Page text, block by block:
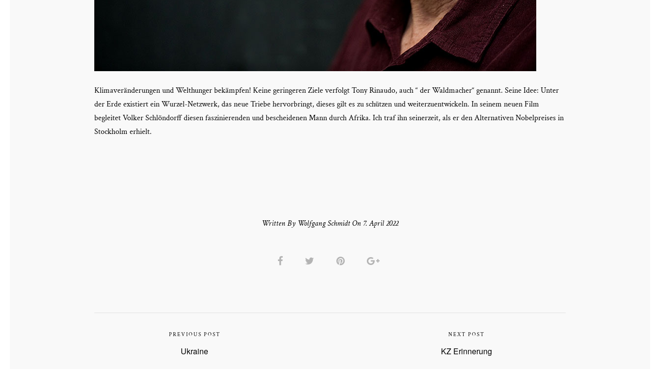
Klimaveränderungen und Welthunger bekämpfen! Keine geringeren Ziele verfolgt Tony Rinaudo, auch “ der Waldmacher“ genannt. Seine Idee: Unter
der Erde existiert ein Wurzel-Netzwerk, das neue Triebe hervorbringt, dieses gilt es zu schützen und weiterzuentwickeln. In seinem neuen Film
begleitet Volker Schlöndorff diesen faszinierenden und bescheidenen Mann durch Afrika. Ich traf ihn seinerzeit, als er den Alternativen Nobelpreises in
Stockholm erhielt.
Written By Wolfgang Schmidt On 7. April 2022
PREVIOUS POST
Ukraine
NEXT POST
KZ Erinnerung